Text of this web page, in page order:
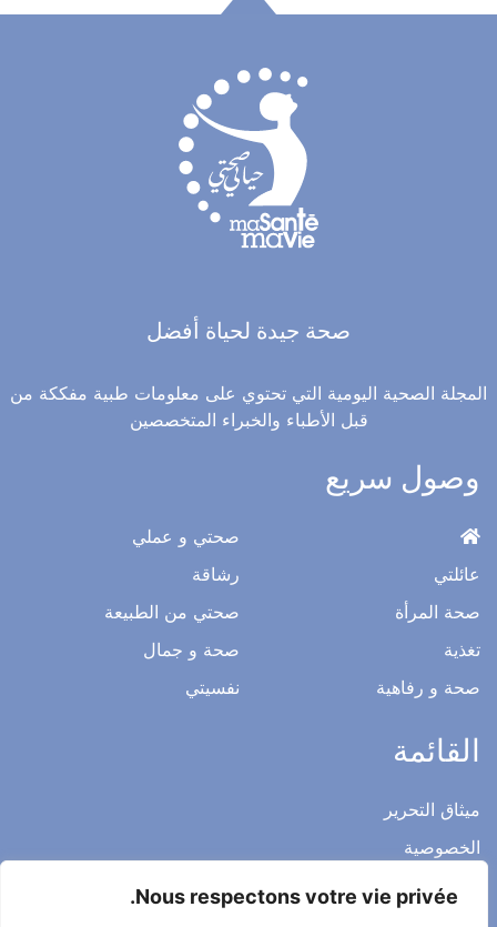
Nous respectons votre vie privée.
صحة جيدة لحياة أفضل
المجلة الصحية اليومية التي تحتوي على معلومات طبية مفككة من
قبل الأطباء والخبراء المتخصصين
وصول سريع
عائلتي
صحة المرأة
تغذية
صحة و رفاهية
صحتي و عملي
رشاقة
صحتي من الطبيعة
صحة و جمال
نفسيتي
القائمة
ميثاق التحرير
الخصوصية
الاشعار القانوني